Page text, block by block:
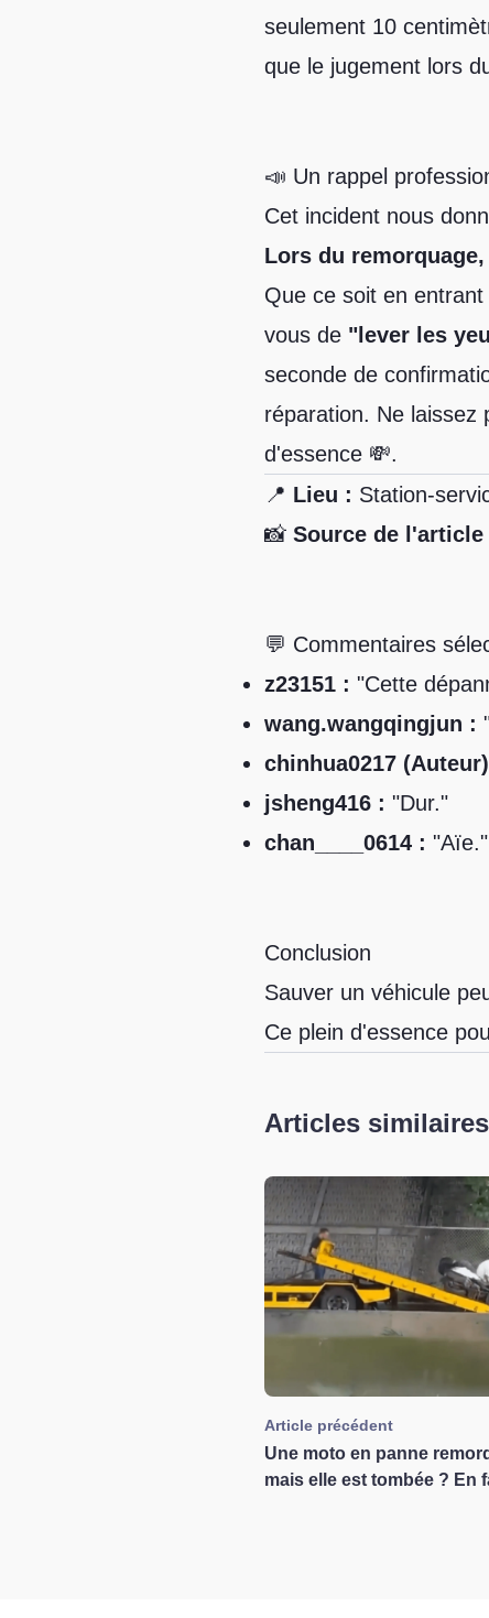
seulement 10
que le jugement lors
📣 Un rappel
Cet incident nous
Lors du
Que ce soit en
vous de "lever les
seconde de
réparation. Ne laissez
d'essence 💸.
📍 Lieu : Station-
📸 Source de l'article
💬 Commentaires
z23151 : "Cette
wang.wangqingjun :
chinhua0217
jsheng416 : "Dur."
chan____0614 : "Aïe."
Conclusion
Sauver un véhicule
Ce plein d'essence
Articles similaires
Article précédent
Une moto en panne
mais elle est tombée ? En